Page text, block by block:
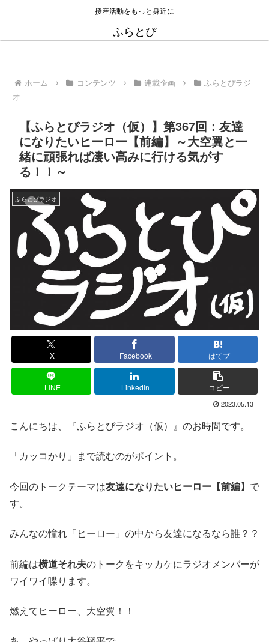
授産活動をもっと身近に
ふらとぴ
ホーム コンテンツ 連載企画
ふらとぴラジ
オ
【ふらとぴラジオ（仮）】第367回：友達
になりたいヒーロー【前編】～大空翼と一
緒に頑張れば凄い高みに行ける気がす
る！！～
ふらとぴラジオ
X Facebook はてブ
LINE LinkedIn コピー
2023.05.13
こんにちは、『ふらとぴラジオ（仮）』のお時間です。
「カッコかり」まで読むのがポイント。
今回のトークテーマは友達になりたいヒーロー【前編】 で
す。
みんなの憧れ「ヒーロー」の中から友達になるなら誰？？
前編は横道それ夫のトークをキッカケにラジオメンバーが
ワイワイ喋ります。
燃えてヒーロー、大空翼！！